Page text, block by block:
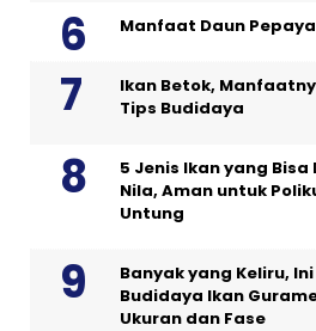
Manfaat Daun
Ikan Betok,
Tips Budidaya
5 Jenis Ikan yang
Nila, Aman untuk
Untung
Banyak yang Keliru,
Budidaya Ikan
Ukuran dan Fase